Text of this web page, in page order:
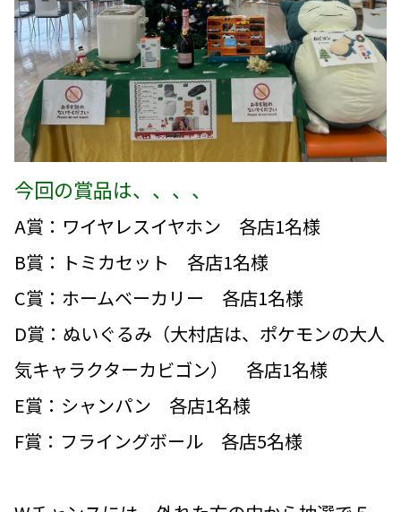
今回の賞品は、、、、
A賞：ワイヤレスイヤホン 各店1名様
B賞：トミカセット 各店1名様
C賞：ホームベーカリー 各店1名様
D賞：ぬいぐるみ（大村店は、ポケモンの大人
気キャラクターカビゴン） 各店1名様
E賞：シャンパン 各店1名様
F賞：フライングボール 各店5名様